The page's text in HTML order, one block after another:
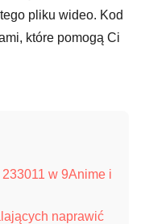
pliku wideo. Kod
które pomogą Ci
w 9Anime i
naprawić